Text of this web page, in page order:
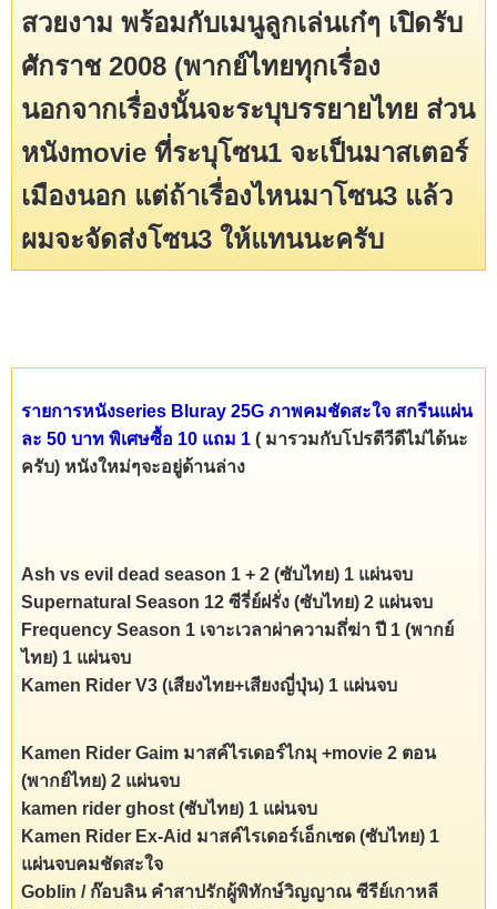
สวยงาม พร้อมกับเมนูลูกเล่นเก๋ๆ เปิดรับ
ศักราช 2008 (พากย์ไทยทุกเรื่อง
นอกจากเรื่องนั้นจะระบุบรรยายไทย ส่วน
หนังmovie ที่ระบุโซน1 จะเป็นมาสเตอร์
เมืองนอก แต่ถ้าเรื่องไหนมาโซน3 แล้ว
ผมจะจัดส่งโซน3 ให้แทนนะครับ
รายการหนังseries Bluray 25G ภาพคมชัดสะใจ สกรีนแผ่น
ละ 50 บาท พิเศษซื้อ 10 แถม 1 ( มารวมกับโปรดีวีดีไม่ได้นะ
ครับ) หนังใหม่ๆจะอยู่ด้านล่าง
Ash vs evil dead season 1 + 2 (ซับไทย) 1 แผ่นจบ
Supernatural Season 12 ซีรี่ย์ฝรั่ง (ซับไทย) 2 แผ่นจบ
Frequency Season 1 เจาะเวลาผ่าความถึ่ฆ่า ปี 1 (พากย์
ไทย) 1 แผ่นจบ
Kamen Rider V3 (เสียงไทย+เสียงญี่ปุ่น) 1 แผ่นจบ
Kamen Rider Gaim มาสค์ไรเดอร์ไกมุ +movie 2 ตอน
(พากย์ไทย) 2 แผ่นจบ
kamen rider ghost (ซับไทย) 1 แผ่นจบ
Kamen Rider Ex-Aid มาสค์ไรเดอร์เอ็กเซด (ซับไทย) 1
แผ่นจบคมชัดสะใจ
Goblin / ก๊อบลิน คำสาปรักผู้พิทักษ์วิญญาณ ซีรีย์เกาหลี